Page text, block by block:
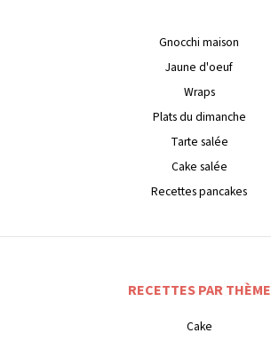
Gnocchi maison
Jaune d'oeuf
Wraps
Plats du dimanche
Tarte salée
Cake salée
Recettes pancakes
RECETTES PAR THÈME
Cake